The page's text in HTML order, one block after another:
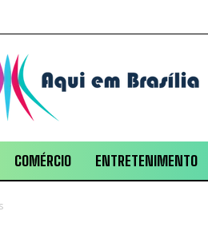
COMÉRCIO ENTRETENIMENTO